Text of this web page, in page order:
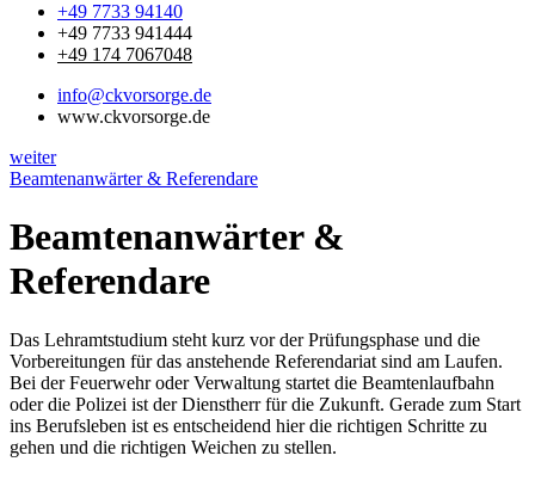
+49 7733 94140
+49 7733 941444
+49 174 7067048
info@ckvorsorge.de
www.ckvorsorge.de
weiter
Beamtenanwärter & Referendare
Beamtenanwärter &
Referendare
Das Lehramtstudium steht kurz vor der Prüfungsphase und die
Vorbereitungen für das anstehende Referendariat sind am Laufen.
Bei der Feuerwehr oder Verwaltung startet die Beamtenlaufbahn
oder die Polizei ist der Dienstherr für die Zukunft. Gerade zum Start
ins Berufsleben ist es entscheidend hier die richtigen Schritte zu
gehen und die richtigen Weichen zu stellen.